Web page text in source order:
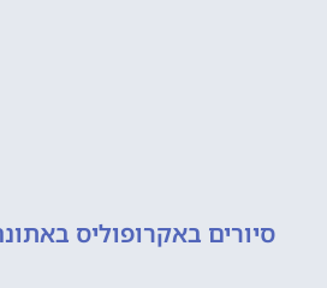
באקרופוליס באתונה